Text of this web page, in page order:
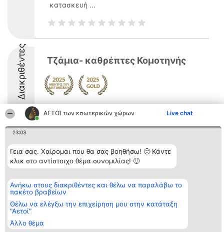
ΑΕΤΟΊ των εσωτερικών χώρων Live chat
23:03
Γεια σας. Χαίρομαι που θα σας βοηθήσω! 🙂 Κάντε
κλικ στο αντίστοιχο θέμα συνομιλίας! 🙂
Ανήκω στους διακριθέντες και θέλω να παραλάβω το
πακέτο βραβείων
Θέλω να ελέγξω την επιχείρηση μου στην κατάταξη
"Αετοί"
Άλλο θέμα
κατασκευή ...
Διακριθέντες Τζάμια- καθρέπτες Κομοτηνής
Διοργανωτής της
κατάταξης
BEAUTIFUL COMPANY
Μονοπρόσωπη ΙΚΕ
2104128019
email:
aetoi@beautifulcompany.co
Κατάταξη
Διακριθέντες
Λίστα όλων
των
Μεθοδολογία
Όροι &
ΠΟΛΙΤΙΚΗ
Επικοινωνία
Επικοινωνία